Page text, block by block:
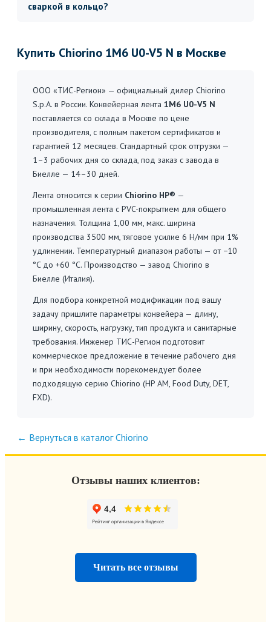
сваркой в кольцо?
Купить Chiorino 1M6 U0-V5 N в Москве
ООО «ТИС-Регион» — официальный дилер Chiorino
S.p.A. в России. Конвейерная лента 1M6 U0-V5 N
поставляется со склада в Москве по цене
производителя, с полным пакетом сертификатов и
гарантией 12 месяцев. Стандартный срок отгрузки —
1–3 рабочих дня со склада, под заказ с завода в
Биелле — 14–30 дней.
Лента относится к серии Chiorino HP® —
промышленная лента с PVC-покрытием для общего
назначения. Толщина 1,00 мм, макс. ширина
производства 3500 мм, тяговое усилие 6 Н/мм при 1%
удлинении. Температурный диапазон работы — от −10
°C до +60 °C. Производство — завод Chiorino в
Биелле (Италия).
Для подбора конкретной модификации под вашу
задачу пришлите параметры конвейера — длину,
ширину, скорость, нагрузку, тип продукта и санитарные
требования. Инженер ТИС-Регион подготовит
коммерческое предложение в течение рабочего дня
и при необходимости порекомендует более
подходящую серию Chiorino (HP AM, Food Duty, DET,
FXD).
← Вернуться в каталог Chiorino
Отзывы наших клиентов:
Читать все отзывы